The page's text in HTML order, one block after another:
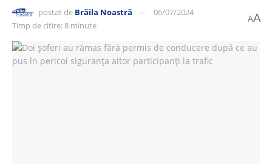
postat de Brăila Noastră
06/07/2024
Timp de citire: 8 minute
AA